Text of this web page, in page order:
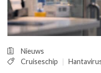
TARIEVEN
MEDISCHE
Nieuws
Cruiseschip